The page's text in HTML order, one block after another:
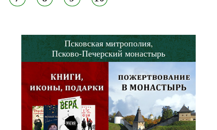
Псковская митрополия,
Псково-Печерский монастырь